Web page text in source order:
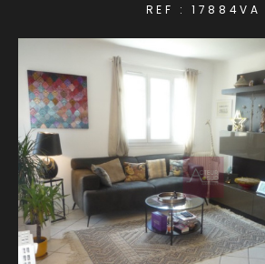
REF : 17884VA
RECHERCHER